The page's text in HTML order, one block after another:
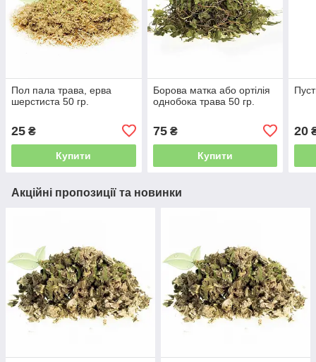
Пол пала трава, ерва
шерстиста 50 гр.
25 ₴
Купити
Борова матка або ортілія
однобока трава 50 гр.
75₴
Купити
20
Акційні пропозиції та новинки